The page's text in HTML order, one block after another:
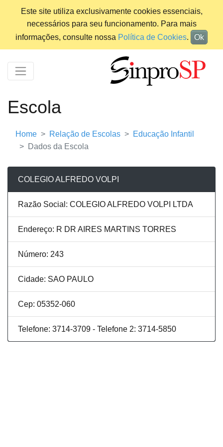
Este site utiliza exclusivamente cookies essenciais,
necessários para seu funcionamento. Para mais
informações, consulte nossa Política de Cookies. Ok
Escola
Home Relação de Escolas
Educação Infantil
Dados da Escola
COLEGIO ALFREDO VOLPI
Razão Social: COLEGIO ALFREDO VOLPI LTDA
Endereço: R DR AIRES MARTINS TORRES
Número: 243
Cidade: SAO PAULO
Cep: 05352-060
Telefone: 3714-3709 - Telefone 2: 3714-5850